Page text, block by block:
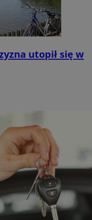
utopił się w